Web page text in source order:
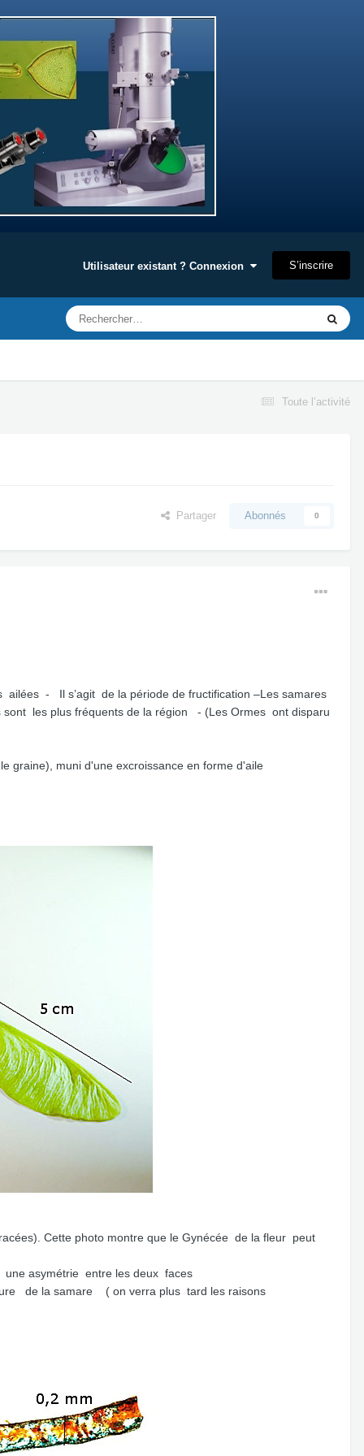
Utilisateur existant ? Connexion S’inscrire
Toute l’activité
Partager Abonnés 0
- Il s’agit de la période de fructification –Les samares
les plus fréquents de la région - (Les Ormes ont disparu
graine), muni d'une excroissance en forme d'aile
Cette photo montre que le Gynécée de la fleur peut
asymétrie entre les deux faces
verra plus tard les raisons